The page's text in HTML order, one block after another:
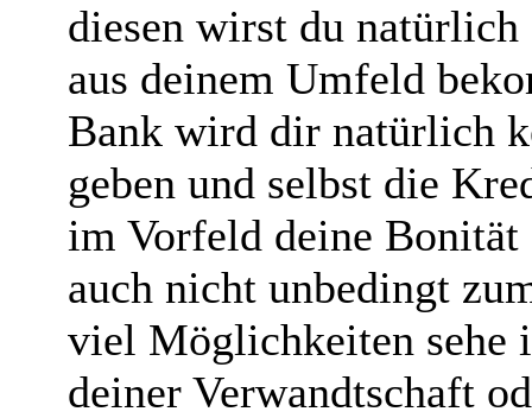
diesen wirst du
aus deinem Umfeld
Bank wird dir natürlich
geben und selbst die
im Vorfeld deine
auch nicht unbedingt
viel Möglichkeiten sehe
deiner Verwandtschaft